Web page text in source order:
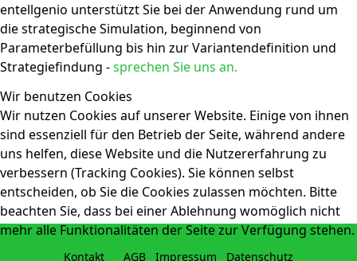
entellgenio unterstützt Sie bei der Anwendung rund um
die strategische Simulation, beginnend von
Parameterbefüllung bis hin zur Variantendefinition und
Strategiefindung -sprechen Sie uns an.
Kontakt AGB Impressum Datenschutz
Wir benutzen Cookies
Wir nutzen Cookies auf unserer Website. Einige von ihnen
sind essenziell für den Betrieb der Seite, während andere
uns helfen, diese Website und die Nutzererfahrung zu
verbessern (Tracking Cookies). Sie können selbst
entscheiden, ob Sie die Cookies zulassen möchten. Bitte
beachten Sie, dass bei einer Ablehnung womöglich nicht
mehr alle Funktionalitäten der Seite zur Verfügung stehen.